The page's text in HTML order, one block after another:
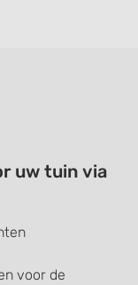
uw tuin via
voor de